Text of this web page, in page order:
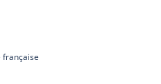
française